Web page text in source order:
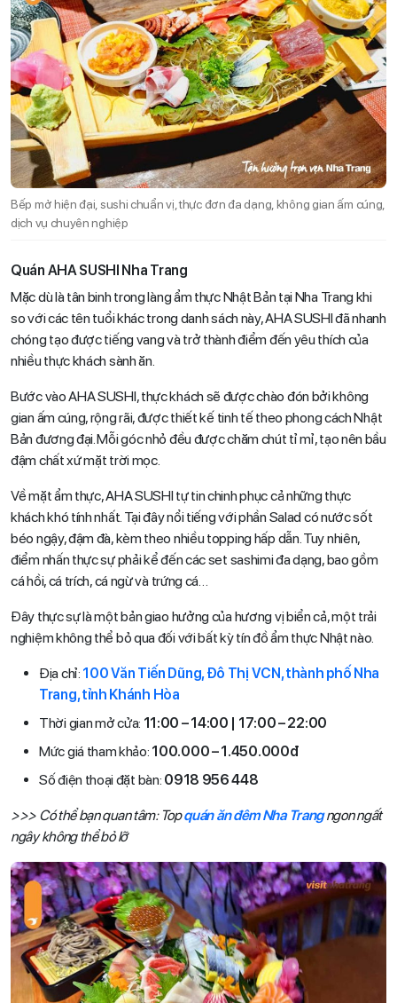
Bếp mở hiện đại, sushi chuẩn vị, thực đơn đa dạng, không gian ấm cúng,
dịch vụ chuyên nghiệp
Quán AHA SUSHI Nha Trang
Mặc dù là tân binh trong làng ẩm thực Nhật Bản tại Nha Trang khi
so với các tên tuổi khác trong danh sách này, AHA SUSHI đã nhanh
chóng tạo được tiếng vang và trở thành điểm đến yêu thích của
nhiều thực khách sành ăn.
Bước vào AHA SUSHI, thực khách sẽ được chào đón bởi không
gian ấm cúng, rộng rãi, được thiết kế tinh tế theo phong cách Nhật
Bản đương đại. Mỗi góc nhỏ đều được chăm chút tỉ mỉ, tạo nên bầu
đậm chất xứ mặt trời mọc.
Về mặt ẩm thực, AHA SUSHI tự tin chinh phục cả những thực
khách khó tính nhất. Tại đây nổi tiếng với phần Salad có nước sốt
béo ngậy, đậm đà, kèm theo nhiều topping hấp dẫn. Tuy nhiên,
điểm nhấn thực sự phải kể đến các set sashimi đa dạng, bao gồm
cá hồi, cá trích, cá ngừ và trứng cá…
Đây thực sự là một bản giao hưởng của hương vị biển cả, một trải
nghiệm không thể bỏ qua đối với bất kỳ tín đồ ẩm thực Nhật nào.
Địa chỉ: 100 Văn Tiến Dũng, Đô Thị VCN, thành phố Nha
Trang, tỉnh Khánh Hòa
Thời gian mở cửa: 11:00 – 14:00 | 17:00 – 22:00
Mức giá tham khảo: 100.000 – 1.450.000đ
Số điện thoại đặt bàn: 0918 956 448
>>> Có thể bạn quan tâm: Topquán ăn đêm Nha Trangngon ngất
ngây không thể bỏ lỡ